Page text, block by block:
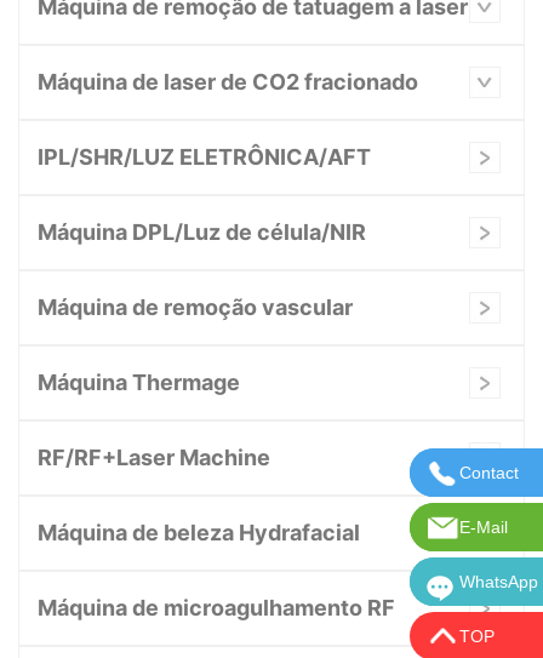
Máquina de remoção de tatuagem a laser
Máquina de laser de CO2 fracionado
IPL/SHR/LUZ ELETRÔNICA/AFT
Máquina DPL/Luz de célula/NIR
Máquina de remoção vascular
Máquina Thermage
RF/RF+Laser Machine
Máquina de beleza Hydrafacial
Máquina de microagulhamento RF
Contact
Entre em
E-Mail
E-mail:
WhatsApp
TOP